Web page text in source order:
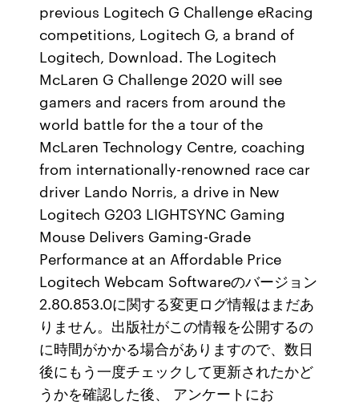
previous Logitech G Challenge eRacing
competitions, Logitech G, a brand of
Logitech, Download. The Logitech
McLaren G Challenge 2020 will see
gamers and racers from around the
world battle for the a tour of the
McLaren Technology Centre, coaching
from internationally-renowned race car
driver Lando Norris, a drive in New
Logitech G203 LIGHTSYNC Gaming
Mouse Delivers Gaming-Grade
Performance at an Affordable Price
Logitech Webcam Softwareのバージョン
2.80.853.0に関する変更ログ情報はまだあ
りません。出版社がこの情報を公開するの
に時間がかかる場合がありますので、数日
後にもう一度チェックして更新されたかど
うかを確認した後、 アンケートにお